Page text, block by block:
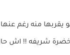
يقربها منه رغم عنها
خضرة شريفه !! اش